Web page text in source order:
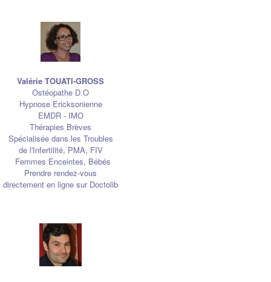
Valérie TOUATI-GROSS
Ostéopathe D.O
Hypnose Ericksonienne
EMDR - IMO
Thérapies Brèves
Spécialisée dans les Troubles
de l'Infertilité, PMA, FIV
Femmes Enceintes, Bébés
Prendre rendez-vous
directement en ligne sur Doctolib